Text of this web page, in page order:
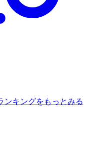
ンキングをもっとみる